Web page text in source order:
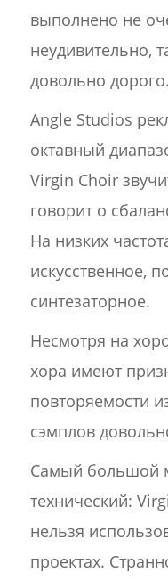
выполнено не
неудивительно,
довольно дорого.
Angle Studios
октавный
Virgin Choir
говорит о
На низких
искусственное,
синтезаторное.
Несмотря на
хора имеют
повторяемости
сэмплов
Самый большой
технический:
нельзя
проектах.